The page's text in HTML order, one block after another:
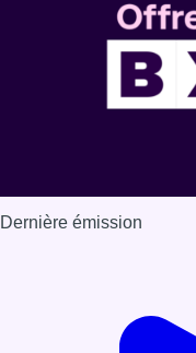
Dernière émission